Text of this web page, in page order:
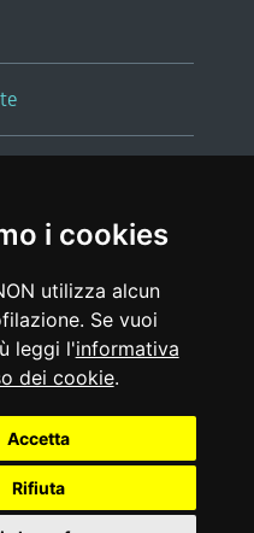
i cookies
utilizza alcun
Se vuoi
leggi l'informativa
dei cookie.
Accetta
Rifiuta
|glossario
|feedback
da